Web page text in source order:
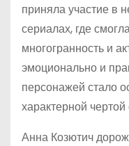
приняла участие в
сериалах, где
многогранность и
эмоционально и
персонажей стало
характерной
Анна Козютич